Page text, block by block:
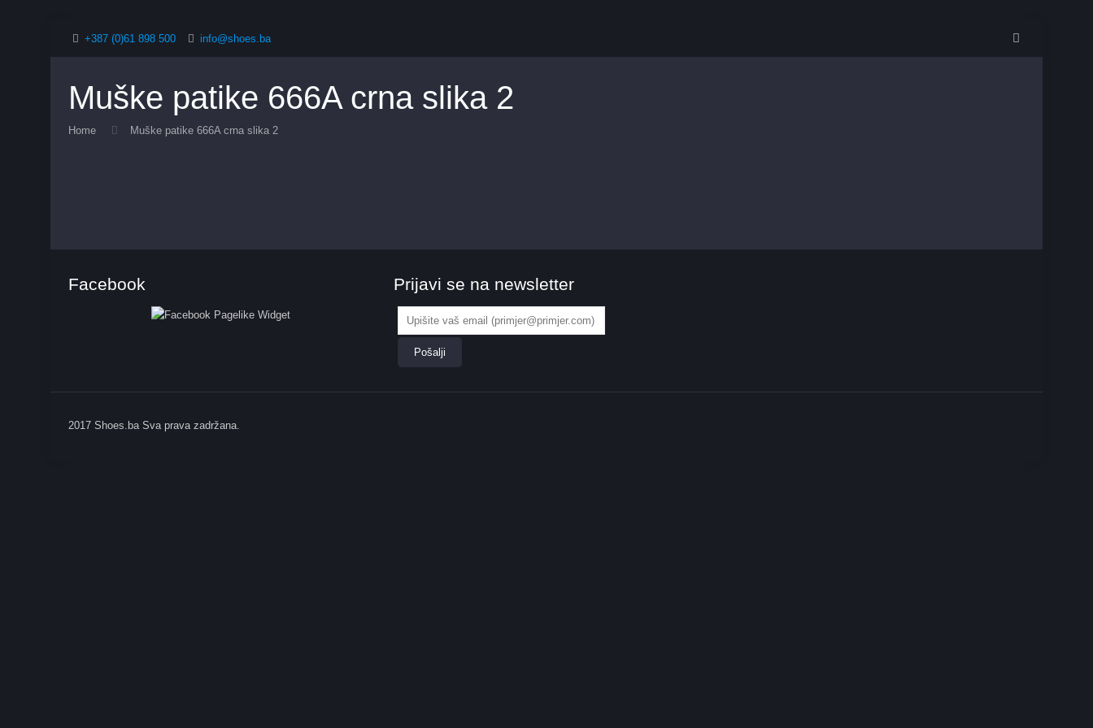
+387 (0)61 898 500 info@shoes.ba
Muške patike 666A crna slika 2
Home Muške patike 666A crna slika 2
Facebook Prijavi se na newsletter
2017 Shoes.ba Sva prava zadržana.